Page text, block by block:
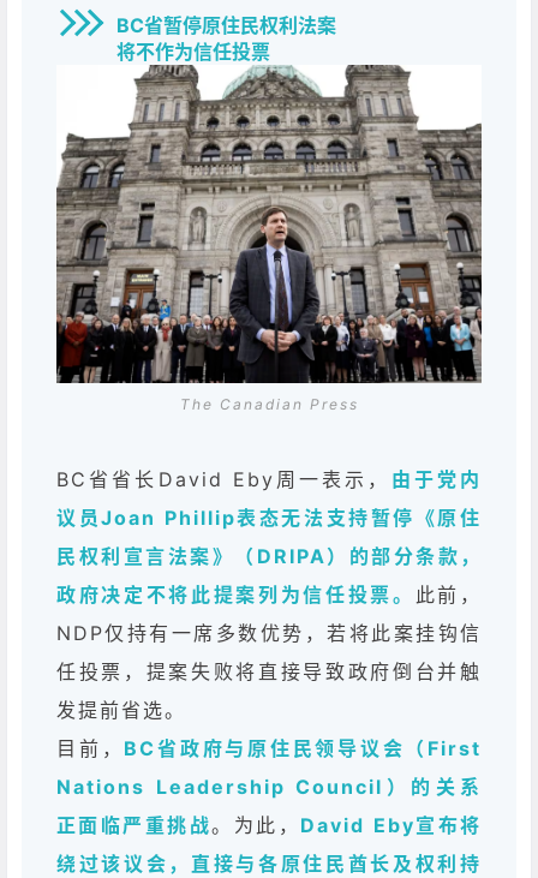
BC省暂停原住民权利法案
将不作为信任投票
The Canadian Press
BC省省长David Eby周一表示， 由于党内
议员Joan Phillip表态无法支持暂停《原住
民权利宣言法案》（DRIPA）的部分条款，
政府决定不将此提案列为信任投票。
此前，
NDP仅持有一席多数优势，若将此案挂钩信
任投票，提案失败将直接导致政府倒台并触
发提前省选。
目前， BC省政府与原住民领导议会（First
Nations Leadership Council）的关系
正面临严重挑战。为此， David Eby宣布将
绕过该议会，直接与各原住民酋长及权利持